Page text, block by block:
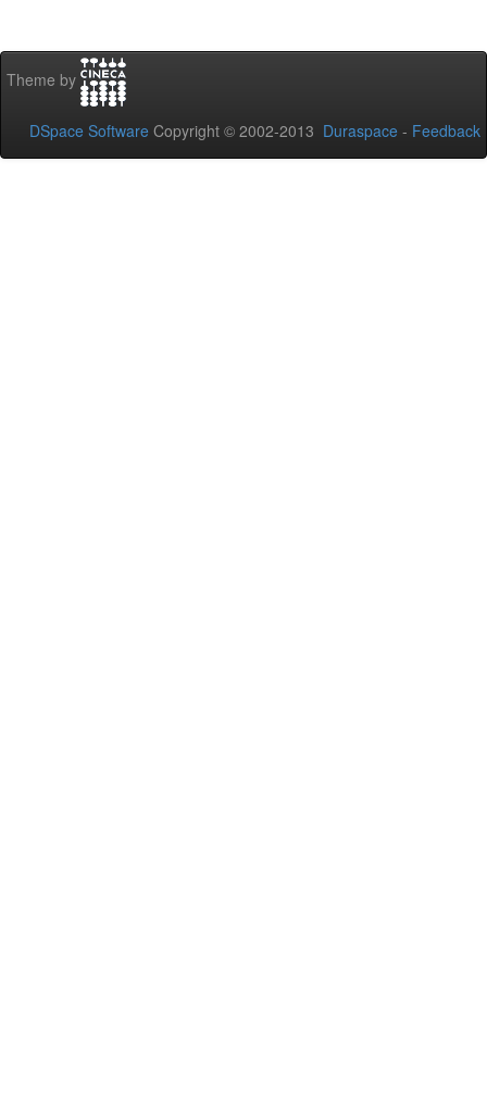
Theme by
DSpace Software Copyright © 2002-2013 Duraspace - Feedback